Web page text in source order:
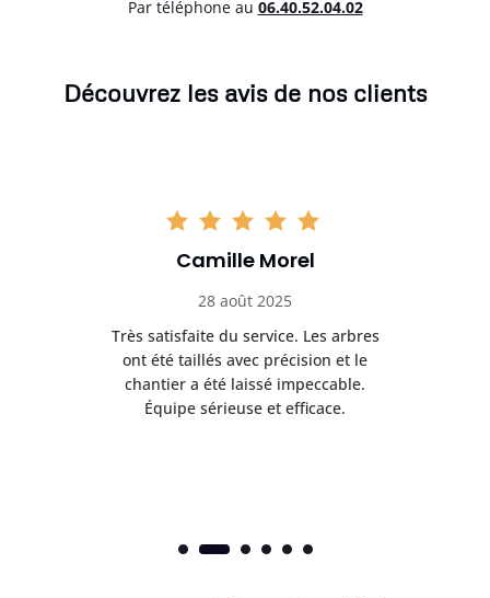
Par téléphone au 06.40.52.04.02
Découvrez les avis de nos clients
Camille Morel
28 août 2025
Très satisfaite du service. Les arbres
ont été taillés avec précision et le
chantier a été laissé impeccable.
Équipe sérieuse et efficace.